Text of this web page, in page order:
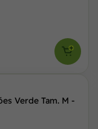
Verde Tam. M -